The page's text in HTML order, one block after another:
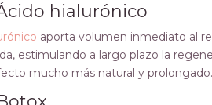
hialurónico
aporta volumen inmediato al
estimulando a largo plazo la
mucho más natural y prolongado.